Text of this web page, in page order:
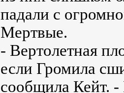
падали с
Мертвые.
- Вертолетная
если Громила
сообщила Кейт.